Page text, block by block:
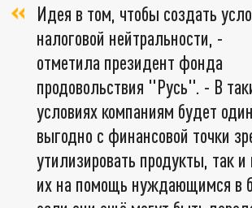
Идея в том, чтобы создать
налоговой нейтральности, -
отметила президент фонда
продовольствия "Русь". - В
условиях компаниям будет
выгодно с финансовой точки
утилизировать продукты, так и
их на помощь нуждающимся в